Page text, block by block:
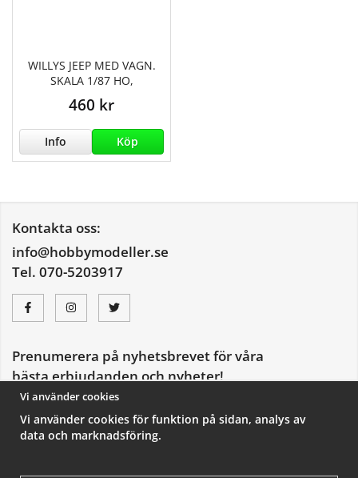
WILLYS JEEP MED VAGN.
SKALA 1/87 HO,
460 kr
Info Köp
Kontakta oss:
info@hobbymodeller.se
Tel. 070-5203917
Prenumerera på nyhetsbrevet för våra
bästa erbjudanden och nyheter!
E-
postadress
De uppgifter du matar in kommer endast användas till våra nyhetsbrev.
Vi använder cookies
Vi använder cookies för funktion på sidan, analys av
data och marknadsföring.